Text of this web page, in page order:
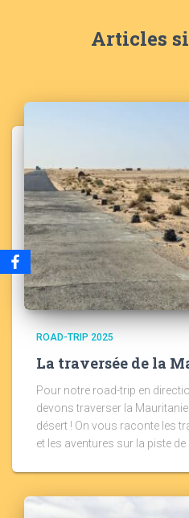
Articles
ROAD-TRIP 2025
La traversée de la
Pour notre road-trip en
devons traverser la
désert ! On vous raconte les
et les aventures sur la piste